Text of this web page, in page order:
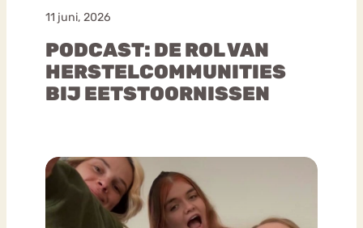
11 juni, 2026
PODCAST: DE ROL VAN
HERSTELCOMMUNITIES
BIJ EETSTOORNISSEN